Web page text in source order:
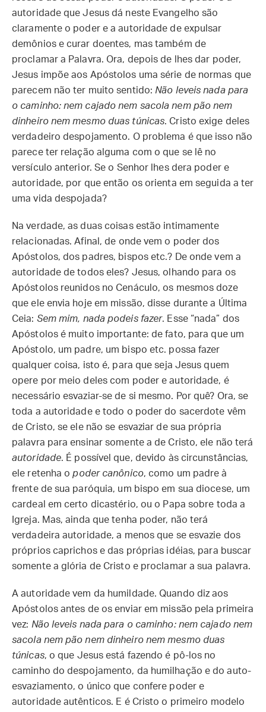
autoridade que Jesus dá neste Evangelho são
claramente o poder e a autoridade de expulsar
demônios e curar doentes, mas também de
proclamar a Palavra. Ora, depois de lhes dar poder,
Jesus impõe aos Apóstolos uma série de normas que
parecem não ter muito sentido: Não leveis nada para
o caminho: nem cajado nem sacola nem pão nem
dinheiro nem mesmo duas túnicas. Cristo exige deles
verdadeiro despojamento. O problema é que isso não
parece ter relação alguma com o que se lê no
versículo anterior. Se o Senhor lhes dera poder e
autoridade, por que então os orienta em seguida a ter
uma vida despojada?
Na verdade, as duas coisas estão intimamente
relacionadas. Afinal, de onde vem o poder dos
Apóstolos, dos padres, bispos etc.? De onde vem a
autoridade de todos eles? Jesus, olhando para os
Apóstolos reunidos no Cenáculo, os mesmos doze
que ele envia hoje em missão, disse durante a Última
Ceia: Sem mim, nada podeis fazer. Esse “nada” dos
Apóstolos é muito importante: de fato, para que um
Apóstolo, um padre, um bispo etc. possa fazer
qualquer coisa, isto é, para que seja Jesus quem
opere por meio deles com poder e autoridade, é
necessário esvaziar-se de si mesmo. Por quê? Ora, se
toda a autoridade e todo o poder do sacerdote vêm
de Cristo, se ele não se esvaziar de sua própria
palavra para ensinar somente a de Cristo, ele não terá
autoridade. É possível que, devido às circunstâncias,
ele retenha opoder canônico, como um padre à
frente de sua paróquia, um bispo em sua diocese, um
cardeal em certo dicastério, ou o Papa sobre toda a
Igreja. Mas, ainda que tenha poder, não terá
verdadeira autoridade, a menos que se esvazie dos
próprios caprichos e das próprias idéias, para buscar
somente a glória de Cristo e proclamar a sua palavra.
A autoridade vem da humildade. Quando diz aos
Apóstolos antes de os enviar em missão pela primeira
vez: Não leveis nada para o caminho: nem cajado nem
sacola nem pão nem dinheiro nem mesmo duas
túnicas, o que Jesus está fazendo é pô-los no
caminho do despojamento, da humilhação e do auto-
esvaziamento, o único que confere poder e
autoridade autênticos. E é Cristo o primeiro modelo